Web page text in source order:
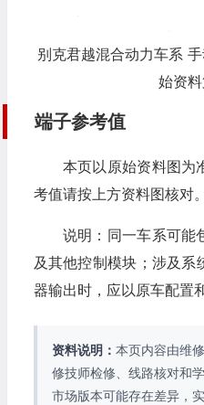
别克君越混合动力车系
始资
端子参考值
本页以原始资料图为
考值请按上方资料图核对。
说明：同一车系可能
及其他控制模块；涉及系
器输出时，应以原车配置
资料说明： 本页内容由维
修技师检修、线路核对和
市场版本可能存在差异，